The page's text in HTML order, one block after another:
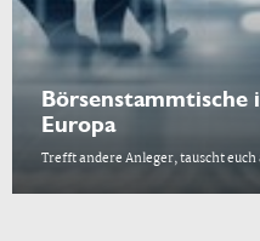
Börsenstammtische
Europa
Trefft andere Anleger, tauscht euch